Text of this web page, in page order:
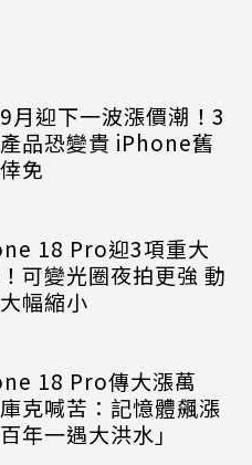
月迎下一波漲價潮！3
品恐變貴 iPhone舊
免
18 Pro迎3項重大
可變光圈夜拍更強 動
幅縮小
18 Pro傳大漲萬
克喊苦：記憶體飆漲
年一遇大洪水」